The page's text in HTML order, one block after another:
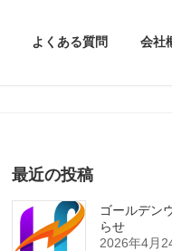
よくある質問 会社
最近の投稿
ゴールデン
らせ
2026年4月